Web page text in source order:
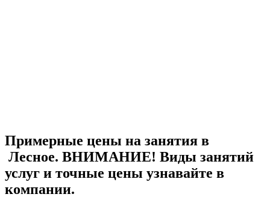
Примерные цены на занятия в
Лесное. ВНИМАНИЕ! Виды занятий
услуг и точные цены узнавайте в
компании.